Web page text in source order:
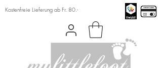
Kostenfreie Lieferung ab Fr. 80.-